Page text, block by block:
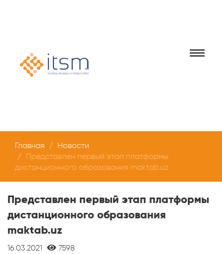
Главная
Новости
Представлен первый этап платформы
дистанционного образования maktab.uz
Представлен первый этап платформы
дистанционного образования
maktab.uz
16.03.2021 7598